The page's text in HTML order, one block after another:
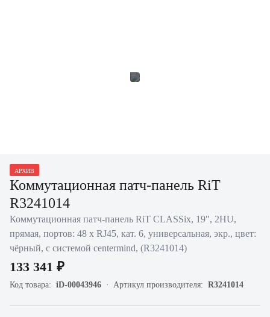
АРХИВ
Коммутационная патч-панель RiT
R3241014
Коммутационная патч-панель RiT CLASSix, 19", 2HU,
прямая, портов: 48 х RJ45, кат. 6, универсальная, экр., цвет:
чёрный, с системой centermind, (R3241014)
133 341 ₽
Код товара: iD-00043946 Артикул производителя: R3241014